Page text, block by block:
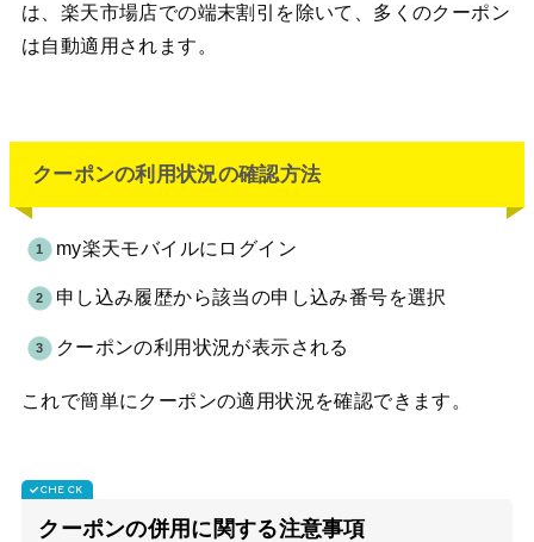
は、楽天市場店での端末割引を除いて、多くのクーポン
は自動適用されます。
クーポンの利用状況の確認方法
my楽天モバイルにログイン
申し込み履歴から該当の申し込み番号を選択
クーポンの利用状況が表示される
これで簡単にクーポンの適用状況を確認できます。
クーポンの併用に関する注意事項